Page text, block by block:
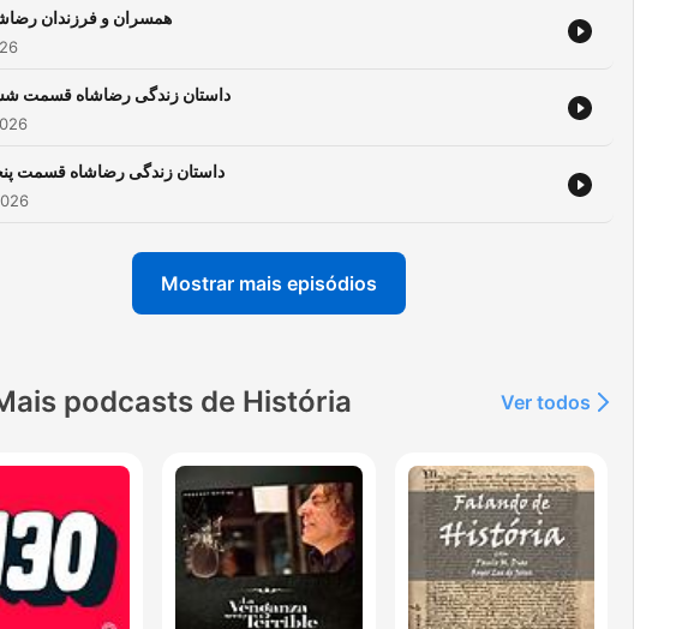
همسران و فرزندان
داستان زندگی رضاشاه قسمت
داستان زندگی رضاشاه قسمت
Mostrar mais episódios
podcasts de História Ver todos